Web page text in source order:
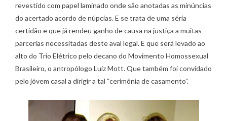
revestido com papel laminado onde são anotadas as minúncias
do acertado acordo de núpcias. E se trata de uma séria
certidão e que já rendeu ganho de causa na justiça a muitas
parcerias necessitadas deste aval legal. E que será levado ao
alto do Trio Elétrico pelo decano do Movimento Homossexual
Brasileiro, o antropólogo Luiz Mott. Que também foi convidado
pelo jóvem casal a dirigir a tal “cerimônia de casamento”.